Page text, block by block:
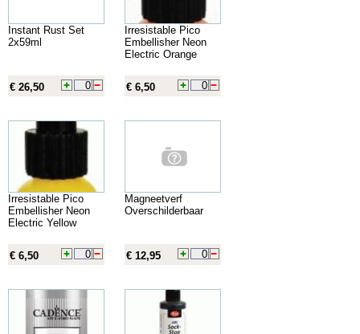
Instant Rust Set
2x59ml
€ 26,50
Irresistable Pico
Embellisher Neon
Electric Orange
€ 6,50
Irresistable Pico
Embellisher Neon
Electric Yellow
€ 6,50
Magneetverf
Overschilderbaar
€ 12,95